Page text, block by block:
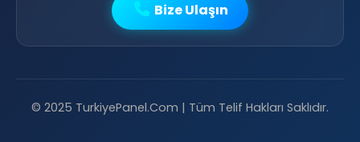
😂
🔥
Bize Ulaşın
© 2025 TurkiyePanel.Com | Tüm Telif Hakları Saklıdır.